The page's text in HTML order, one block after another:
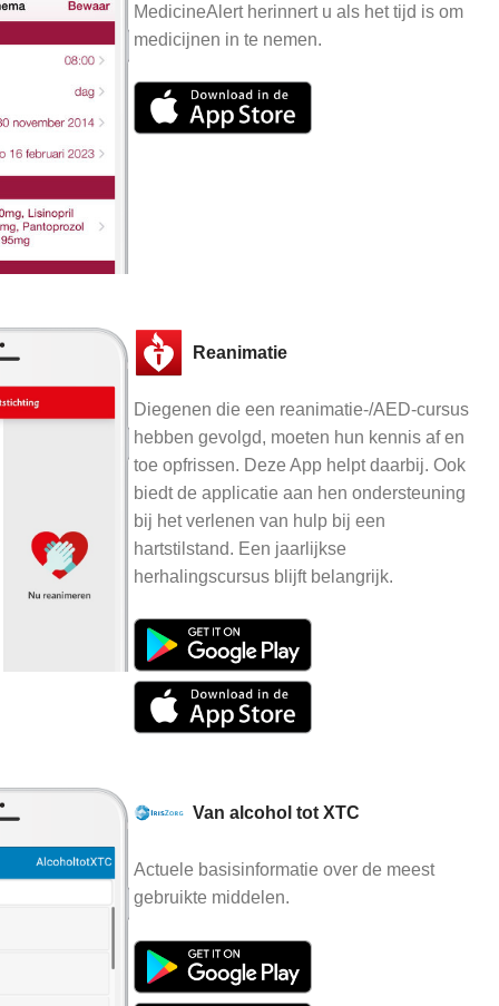
MedicineAlert herinnert u als het tijd is om
medicijnen in te nemen.
Reanimatie
Diegenen die een reanimatie-/AED-cursus
hebben gevolgd, moeten hun kennis af en
toe opfrissen. Deze App helpt daarbij. Ook
biedt de applicatie aan hen ondersteuning
bij het verlenen van hulp bij een
hartstilstand. Een jaarlijkse
herhalingscursus blijft belangrijk.
Van alcohol tot XTC
Actuele basisinformatie over de meest
gebruikte middelen.